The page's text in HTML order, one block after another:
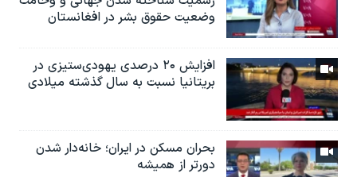
وضعیت حقوق بشر در افغانستان
افزایش ۲۰ درصدی یهودی‌ستیزی در
بریتانیا نسبت به سال گذشته میلادی
بحران مسکن در ایران؛ خانه‌دار شدن
دورتر از همیشه